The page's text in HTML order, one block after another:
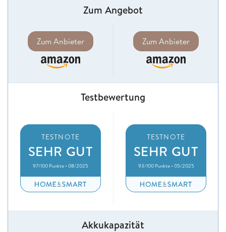
Zum Angebot
Zum Anbieter Zum Anbieter
Testbewertung
TESTNOTE
SEHR GUT
97/100 Punkte • 08/2025
TESTNOTE
SEHR GUT
93/100 Punkte • 05/2025
Akkukapazität